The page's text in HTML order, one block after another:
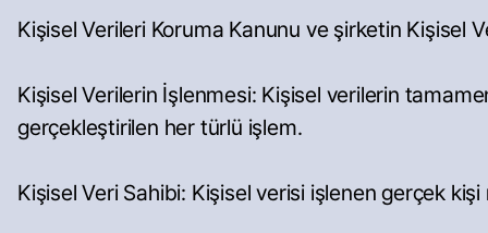
Kişisel Verileri Koruma Kanunu ve şirketin Kişisel
Kişisel Verilerin İşlenmesi: Kişisel verilerin
gerçekleştirilen her türlü işlem.
Kişisel Veri Sahibi: Kişisel verisi işlenen gerçek kişi